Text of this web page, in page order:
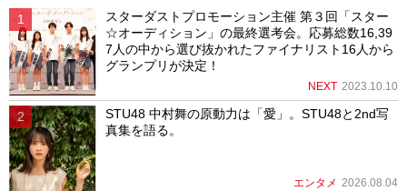
スターダストプロモーション主催 第３回「スター
☆オーディション」の最終選考会。応募総数16,39
7人の中から選び抜かれたファイナリスト16人から
グランプリが決定！
NEXT 2023.10.10
STU48 中村舞の原動力は「愛」。STU48と2nd写
真集を語る。
エンタメ 2026.08.04